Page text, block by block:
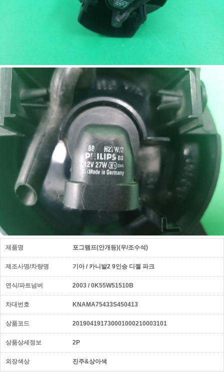
제품명 포그램프(안개등)(우/조수석)
제조사명/차량명 기아 / 카니발2 9인승 디젤 파크
연식/파트넘버 2003 / 0K55W51510B
차대번호 KNAMA75433S450413
상품코드 201904191730001000210003101
상품상세정보 2P
외장색상 진주&상아색